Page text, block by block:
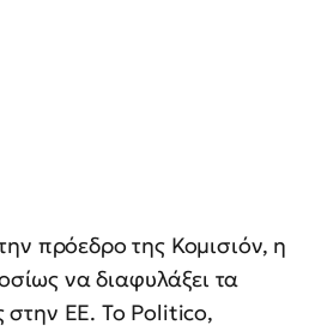
πρόεδρο της Κομισιόν, η
να διαφυλάξει τα
στην ΕΕ. Το Politico,